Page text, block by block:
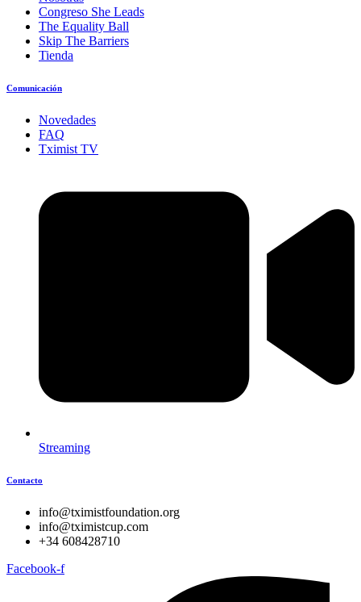
Congreso She Leads
The Equality Ball
Skip The Barriers
Tienda
Comunicación
Novedades
FAQ
Tximist TV
Streaming
Contacto
info@tximistfoundation.org
info@tximistcup.com
+34 608428710
Facebook-f